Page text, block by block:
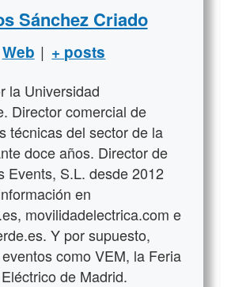
Sánchez Criado
Web | + posts
la Universidad
Director comercial de
técnicas del sector de la
doce años. Director de
Events, S.L. desde 2012
en
movilidadelectrica.com e
Y por supuesto,
como VEM, la Feria
de Madrid.